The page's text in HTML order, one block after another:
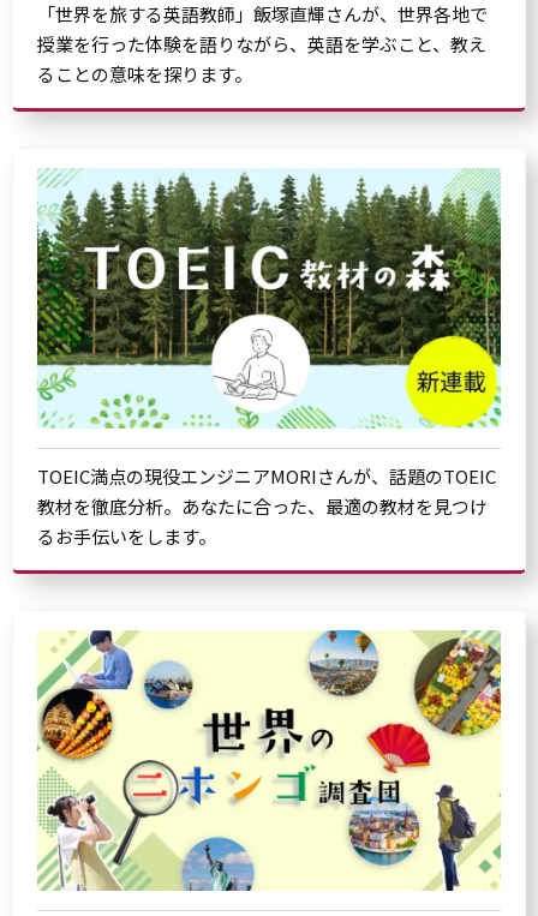
「世界を旅する英語教師」飯塚直輝さんが、世界各地で
授業を行った体験を語りながら、英語を学ぶこと、教え
ることの意味を探ります。
TOEIC満点の現役エンジニアMORIさんが、話題のTOEIC
教材を徹底分析。あなたに合った、最適の教材を見つけ
るお手伝いをします。